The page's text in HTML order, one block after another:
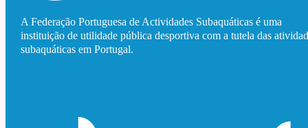
A Federação Portuguesa de Actividades Subaquáticas é uma
instituição de utilidade pública desportiva com a tutela das
subaquáticas em Portugal.